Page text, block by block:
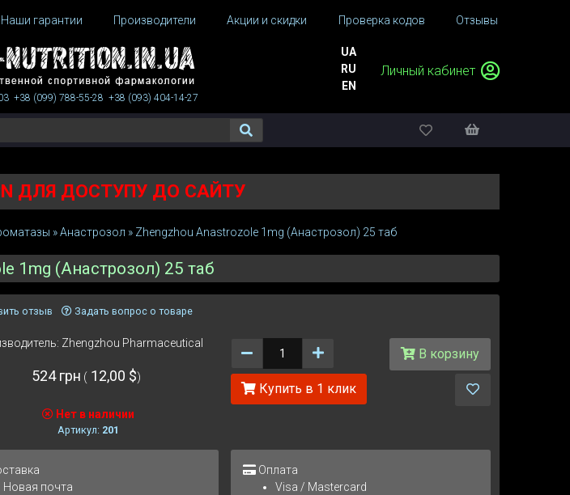
Наши гарантии Производители Акции и скидки Проверка кодов Отзывы
+38 (099) 788-55-28 +38 (093) 404-14-27
UA
RU
EN
Личный кабинет
ДЛЯ ДОСТУПУ ДО САЙТУ
»Анастрозол » Zhengzhou Anastrozole 1mg (Анастрозол) 25 таб
1mg (Анастрозол) 25 таб
отзыв Задать вопрос о товаре
Zhengzhou Pharmaceutical
524 грн ( 12,00 $)
Нет в наличии
Артикул: 201
Количество
В корзину
Купить в 1 клик
Новая почта
Оплата
Visa / Mastercard